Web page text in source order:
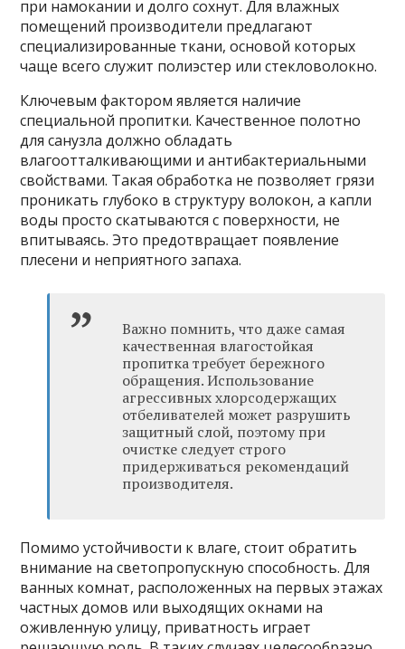
при намокании и долго сохнут. Для влажных
помещений производители предлагают
специализированные ткани, основой которых
чаще всего служит полиэстер или стекловолокно.
Ключевым фактором является наличие
специальной пропитки. Качественное полотно
для санузла должно обладать
влагоотталкивающими и антибактериальными
свойствами. Такая обработка не позволяет грязи
проникать глубоко в структуру волокон, а капли
воды просто скатываются с поверхности, не
впитываясь. Это предотвращает появление
плесени и неприятного запаха.
Важно помнить, что даже самая
качественная влагостойкая
пропитка требует бережного
обращения. Использование
агрессивных хлорсодержащих
отбеливателей может разрушить
защитный слой, поэтому при
очистке следует строго
придерживаться рекомендаций
производителя.
Помимо устойчивости к влаге, стоит обратить
внимание на светопропускную способность. Для
ванных комнат, расположенных на первых этажах
частных домов или выходящих окнами на
оживленную улицу, приватность играет